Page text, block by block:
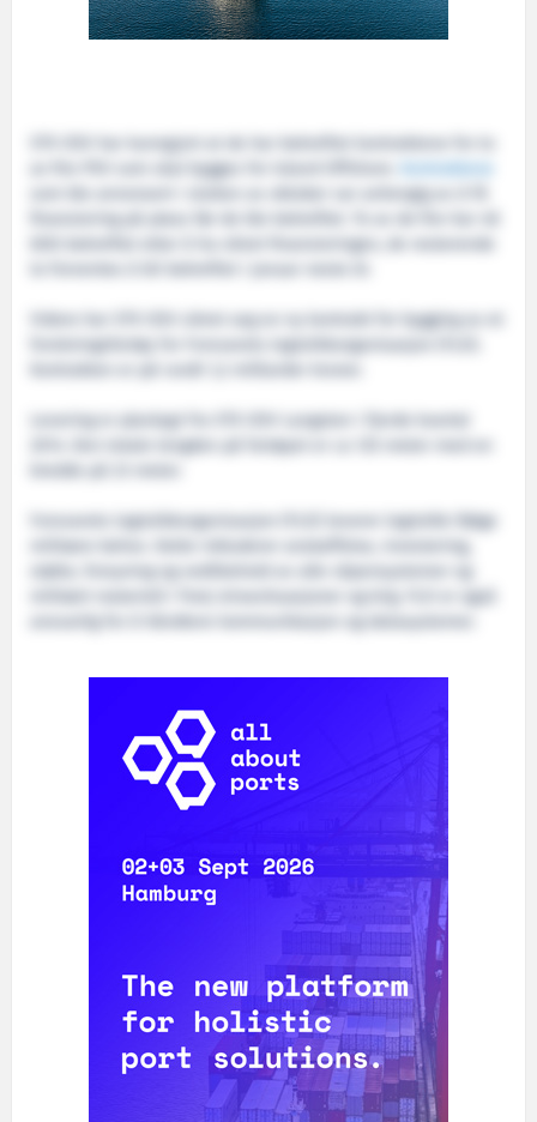
STX OSV har kunngjort at de har bekreftet kontraktene for to
av fire PSV som skal bygges for Island Offshore.
som ble annonsert i slutten av oktober var avhengig av å få
finansiering på plass før de ble bekreftet. To av de fire har nå
blitt bekreftet etter å ha sikret finansieringen, de resterende
Videre har STX OSV sikret seg en ny kontrakt for bygging av et
forskningsfartøy for Forsvarets logistikkorganisasjon (FLO).
Levering er planlagt fra STX OSV Langsten i fjerde kvartal
2014. Den totale lengden på fartøyet er ca 125 meter med en
Forsvarets logistikkorganisasjon (FLO) leverer logistikk ifølge
militære behov. Dette inkluderer anskaffelse, investering,
støtte, forsyning og vedlikehold av alle våpensystemer og
militært materiell i fred, krisesituasjoner og krig. FLO er også